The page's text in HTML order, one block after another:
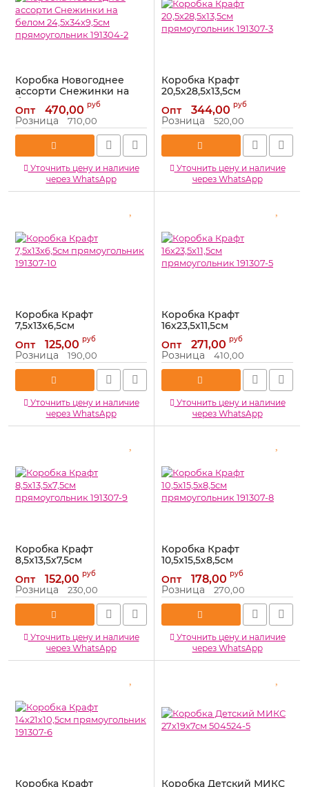
Коробка Новогоднее
ассорти Снежинки на
белом 24,5х34х9,5см
прямоугольник 191304-2
Артикул: 191304-2
Опт 470,00 руб
Розница 710,00
Уточнить цену и наличие
через WhatsApp
Коробка Крафт
20,5х28,5х13,5см
прямоугольник 191307-3
Артикул: 191307-3
Опт 344,00 руб
Розница 520,00
Уточнить цену и наличие
через WhatsApp
Коробка Крафт
7,5х13х6,5см
прямоугольник 191307-10
Артикул: 191307-10
Опт 125,00 руб
Розница 190,00
Уточнить цену и наличие
через WhatsApp
Коробка Крафт
16х23,5х11,5см
прямоугольник 191307-5
Артикул: 191307-5
Опт 271,00 руб
Розница 410,00
Уточнить цену и наличие
через WhatsApp
Коробка Крафт
8,5х13,5х7,5см
прямоугольник 191307-9
Артикул: 191307-9
Опт 152,00 руб
Розница 230,00
Уточнить цену и наличие
через WhatsApp
Коробка Крафт
10,5х15,5х8,5см
прямоугольник 191307-8
Артикул: 191307-8
Опт 178,00 руб
Розница 270,00
Уточнить цену и наличие
через WhatsApp
Коробка Крафт Коробка Детский МИКС